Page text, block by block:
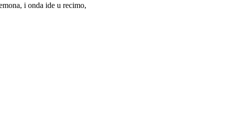
i onda ide u recimo,